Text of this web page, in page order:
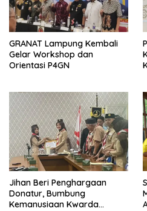
GRANAT Lampung Kembali
Gelar Workshop dan
Orientasi P4GN
Jihan Beri Penghargaan
Donatur, Bumbung
Kemanusiaan Kwarda